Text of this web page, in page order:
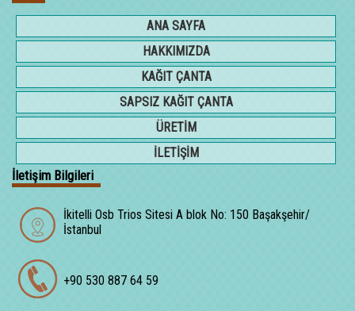
ANA SAYFA
HAKKIMIZDA
KAĞIT ÇANTA
SAPSIZ KAĞIT ÇANTA
ÜRETİM
İLETİŞİM
İletişim Bilgileri
İkitelli Osb Trios Sitesi A blok No: 150 Başakşehir/
İstanbul
+90 530 887 64 59